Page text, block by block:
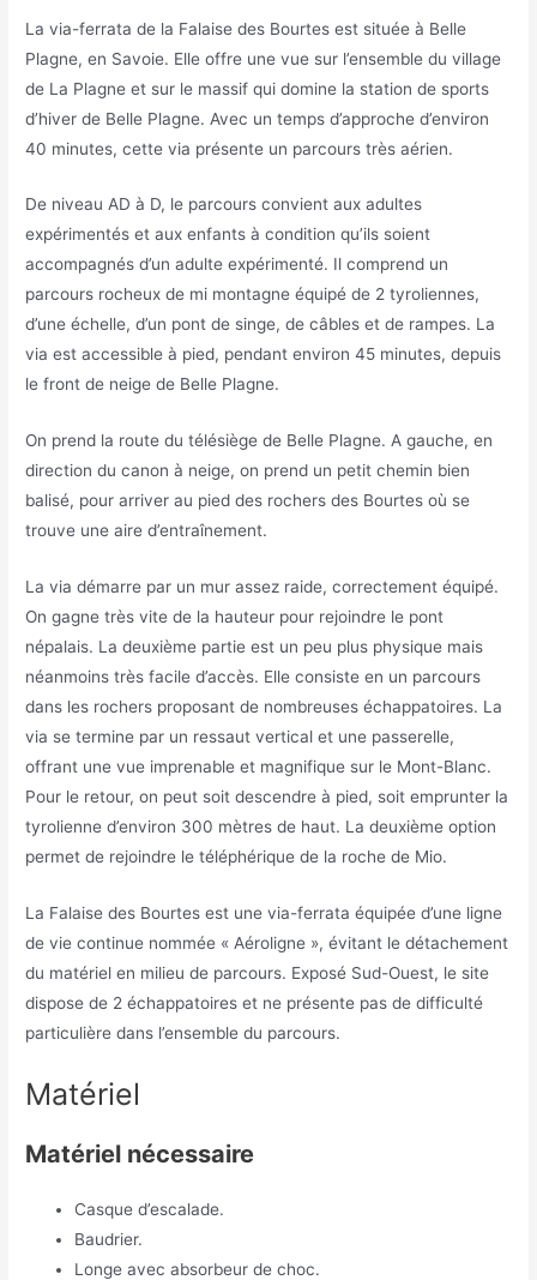
La via-ferrata de la Falaise des Bourtes est située à Belle
Plagne, en Savoie. Elle offre une vue sur l’ensemble du village
de La Plagne et sur le massif qui domine la station de sports
d’hiver de Belle Plagne. Avec un temps d’approche d’environ
40 minutes, cette via présente un parcours très aérien.
De niveau AD à D, le parcours convient aux adultes
expérimentés et aux enfants à condition qu’ils soient
accompagnés d’un adulte expérimenté. Il comprend un
parcours rocheux de mi montagne équipé de 2 tyroliennes,
d’une échelle, d’un pont de singe, de câbles et de rampes. La
via est accessible à pied, pendant environ 45 minutes, depuis
le front de neige de Belle Plagne.
On prend la route du télésiège de Belle Plagne. A gauche, en
direction du canon à neige, on prend un petit chemin bien
balisé, pour arriver au pied des rochers des Bourtes où se
trouve une aire d’entraînement.
La via démarre par un mur assez raide, correctement équipé.
On gagne très vite de la hauteur pour rejoindre le pont
népalais. La deuxième partie est un peu plus physique mais
néanmoins très facile d’accès. Elle consiste en un parcours
dans les rochers proposant de nombreuses échappatoires. La
via se termine par un ressaut vertical et une passerelle,
offrant une vue imprenable et magnifique sur le Mont-Blanc.
Pour le retour, on peut soit descendre à pied, soit emprunter la
tyrolienne d’environ 300 mètres de haut. La deuxième option
permet de rejoindre le téléphérique de la roche de Mio.
La Falaise des Bourtes est une via-ferrata équipée d’une ligne
de vie continue nommée « Aéroligne », évitant le détachement
du matériel en milieu de parcours. Exposé Sud-Ouest, le site
dispose de 2 échappatoires et ne présente pas de difficulté
particulière dans l’ensemble du parcours.
Matériel
Matériel nécessaire
Casque d’escalade.
Baudrier.
Longe avec absorbeur de choc.